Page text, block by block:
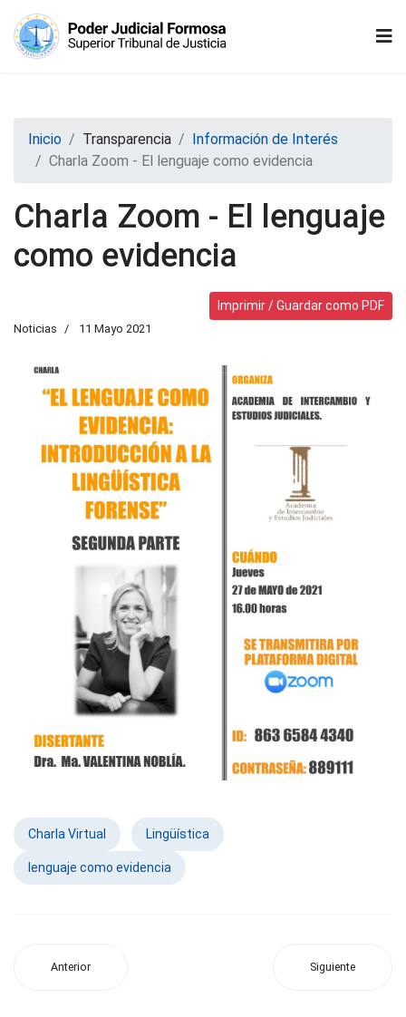
Inicio Transparencia
Información de Interés
Charla Zoom - El lenguaje como evidencia
Charla Zoom - El lenguaje
como evidencia
Imprimir / Guardar como PDF
Noticias 11 Mayo 2021
Charla Virtual Lingüística
lenguaje como evidencia
Anterior Siguiente